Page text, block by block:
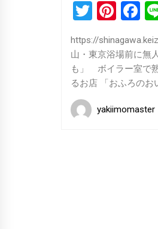
Twitter
https://
山・東京浴場前に無
も」 ボイラー室で
るお店 「おふろの
yakiimomaster